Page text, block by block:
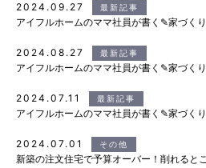
2024.09.27 最新記事
アイフルホームのママ社員が書く✎家づく
2024.08.27 最新記事
アイフルホームのママ社員が書く✎家づく
2024.07.11 最新記事
アイフルホームのママ社員が書く✎家づく
2024.07.01 その他
新築の注文住宅で予算オーバー！削れると